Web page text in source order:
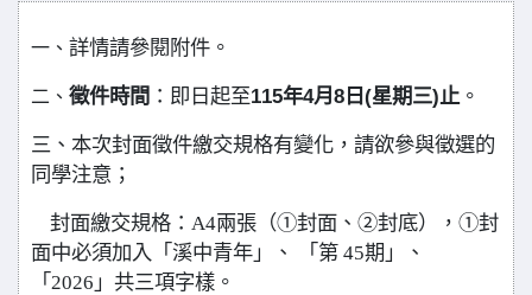
一、 詳情請參閱附件。
二、 徵件時間 ：即日起至115年4月 8 日 (星期三)止。
三、本次封面徵件繳交規格有變化，請欲參與徵選的
同學注意；
封面繳交規格：A4兩張（①封面、②封底），①封
面中必須加入「溪中青年」、 「第 45期」、
「2026」共三項字樣。